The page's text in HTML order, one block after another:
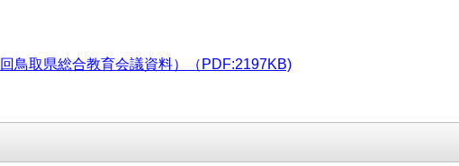
鳥取県総合教育会議資料）（PDF:2197KB)